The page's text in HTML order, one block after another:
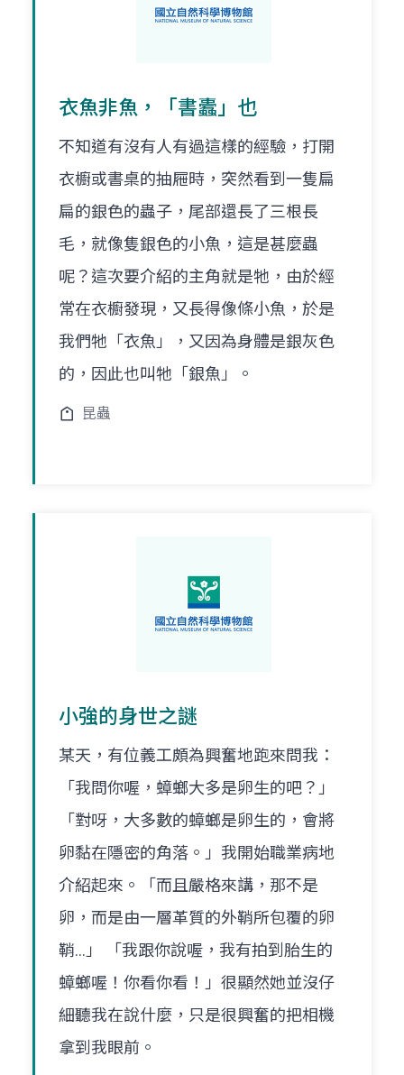
衣魚非魚，「書蠹」也
不知道有沒有人有過這樣的經驗，打開
衣櫥或書桌的抽屜時，突然看到一隻扁
扁的銀色的蟲子，尾部還長了三根長
毛，就像隻銀色的小魚，這是甚麼蟲
呢？這次要介紹的主角就是牠，由於經
常在衣櫥發現，又長得像條小魚，於是
我們牠「衣魚」，又因為身體是銀灰色
的，因此也叫牠「銀魚」。
昆蟲
小強的身世之謎
某天，有位義工頗為興奮地跑來問我：
「我問你喔，蟑螂大多是卵生的吧？」
「對呀，大多數的蟑螂是卵生的，會將
卵黏在隱密的角落。」我開始職業病地
介紹起來。「而且嚴格來講，那不是
卵，而是由一層革質的外鞘所包覆的卵
鞘...」 「我跟你說喔，我有拍到胎生的
蟑螂喔！你看你看！」很顯然她並沒仔
細聽我在說什麼，只是很興奮的把相機
拿到我眼前。